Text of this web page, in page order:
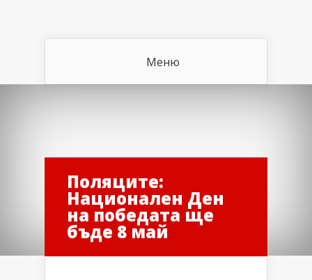
Меню
Поляците:
Национален Ден
на победата ще
бъде 8 май